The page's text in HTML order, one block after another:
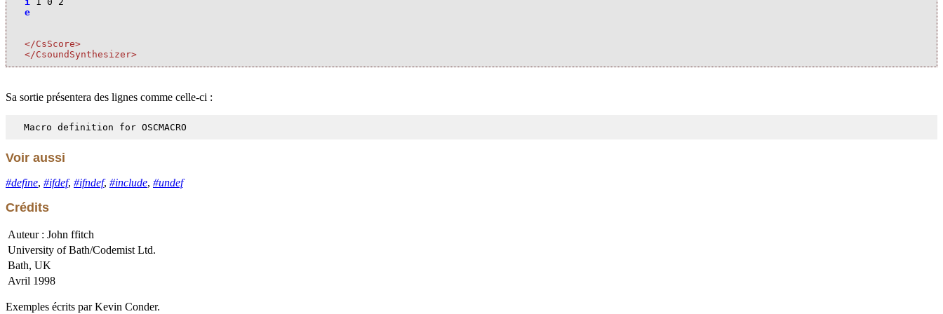
e
</CsScore>
</CsoundSynthesizer>
Sa sortie présentera des lignes comme celle-ci :
Macro definition for OSCMACRO
Voir aussi
#define, #ifdef, #ifndef, #include, #undef
Crédits
Auteur : John ffitch
University of Bath/Codemist Ltd.
Bath, UK
Avril 1998
Exemples écrits par Kevin Conder.